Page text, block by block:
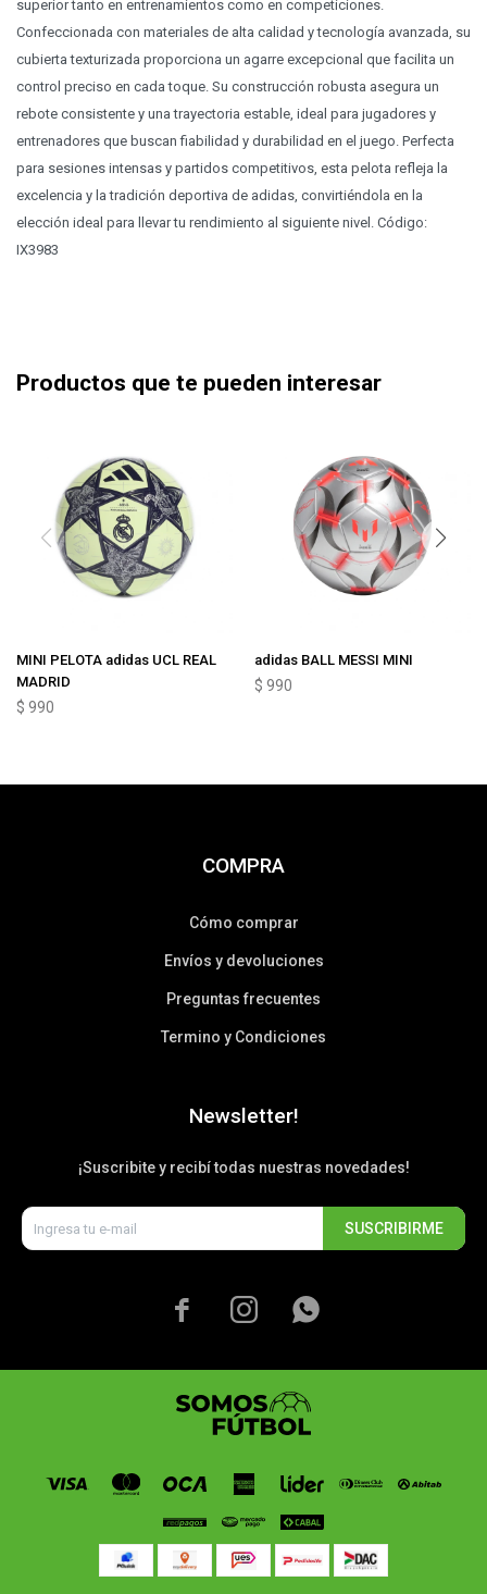
superior tanto en entrenamientos como en competiciones.
Confeccionada con materiales de alta calidad y tecnología avanzada, su
cubierta texturizada proporciona un agarre excepcional que facilita un
control preciso en cada toque. Su construcción robusta asegura un
rebote consistente y una trayectoria estable, ideal para jugadores y
entrenadores que buscan fiabilidad y durabilidad en el juego. Perfecta
para sesiones intensas y partidos competitivos, esta pelota refleja la
excelencia y la tradición deportiva de adidas, convirtiéndola en la
elección ideal para llevar tu rendimiento al siguiente nivel. Código:
IX3983
Productos que te pueden interesar
MINI PELOTA adidas UCL REAL
MADRID
$ 990
adidas BALL MESSI MINI
$ 990
COMPRA
Cómo comprar
Envíos y devoluciones
Preguntas frecuentes
Termino y Condiciones
Newsletter!
¡Suscribite y recibí todas nuestras novedades!
SUSCRIBIRME
  